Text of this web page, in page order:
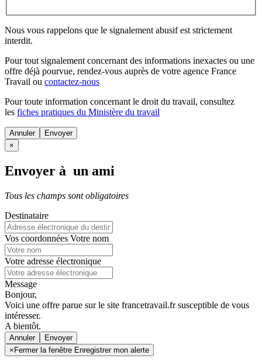
Nous vous rappelons que le signalement abusif est strictement
interdit.
Pour tout signalement concernant des informations inexactes ou une
offre déjà pourvue, rendez-vous auprès de votre agence France
Travail ou contactez-nous
Pour toute information concernant le droit du travail, consultez
les fiches pratiques du Ministère du travail
Annuler
×
Envoyer à un ami
Tous les champs sont obligatoires
Destinataire
Vos coordonnées Votre nom
Votre adresse électronique
Message
Bonjour,
Voici une offre parue sur le site francetravail.fr susceptible de vous
intéresser.
A bientôt.
Annuler
× Fermer la fenêtre Enregistrer mon alerte